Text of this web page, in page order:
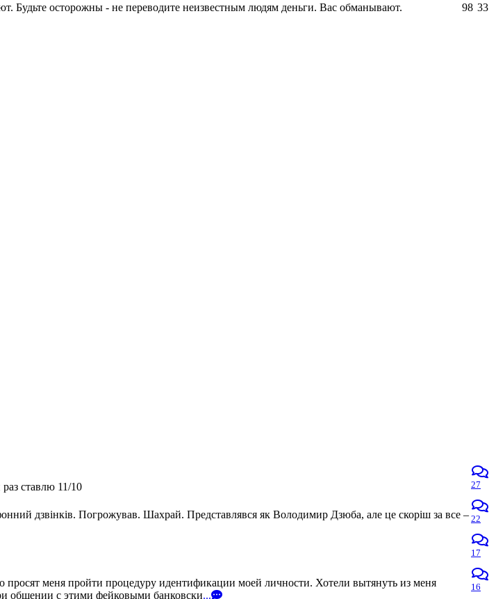
Будьте осторожны - не переводите неизвестным людям деньги. Вас обманывают. 98 33
ставлю 11/10
27
дзвінків. Погрожував. Шахрай. Представлявся як Володимир Дзюба, але це скоріш за все – 22
17
меня пройти процедуру идентификации моей личности. Хотели вытянуть из меня
общении с этими фейковыми банковски...
16